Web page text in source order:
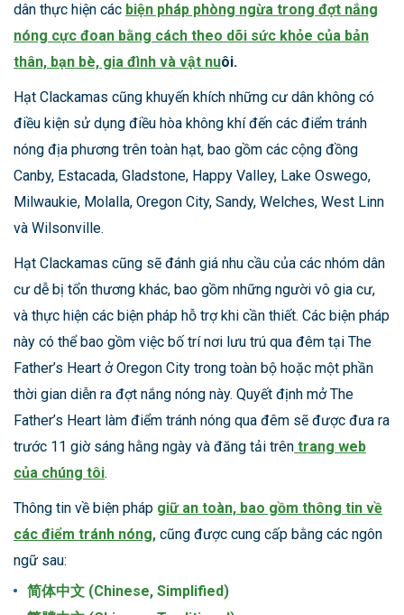
dân thực hiện các biện pháp phòng ngừa trong đợt nắng
nóng cực đoan bằng cách theo dõi sức khỏe của bản
thân, bạn bè, gia đình và vật nuôi.
Hạt Clackamas cũng khuyến khích những cư dân không có
điều kiện sử dụng điều hòa không khí đến các điểm tránh
nóng địa phương trên toàn hạt, bao gồm các cộng đồng
Canby, Estacada, Gladstone, Happy Valley, Lake Oswego,
Milwaukie, Molalla, Oregon City, Sandy, Welches, West Linn
và Wilsonville.
Hạt Clackamas cũng sẽ đánh giá nhu cầu của các nhóm dân
cư dễ bị tổn thương khác, bao gồm những người vô gia cư,
và thực hiện các biện pháp hỗ trợ khi cần thiết. Các biện pháp
này có thể bao gồm việc bố trí nơi lưu trú qua đêm tại The
Father’s Heart ở Oregon City trong toàn bộ hoặc một phần
thời gian diễn ra đợt nắng nóng này. Quyết định mở The
Father’s Heart làm điểm tránh nóng qua đêm sẽ được đưa ra
trước 11 giờ sáng hằng ngày và đăng tải trên trang web
của chúng tôi.
Thông tin về biện pháp giữ an toàn, bao gồm thông tin về
các điểm tránh nóng, cũng được cung cấp bằng các ngôn
ngữ sau:
简体中文 (Chinese, Simplified)